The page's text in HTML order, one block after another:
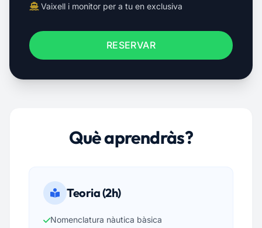
Vaixell i monitor per a tu en exclusiva
RESERVAR
Què aprendràs?
Teoria (2h)
Nomenclatura nàutica bàsica